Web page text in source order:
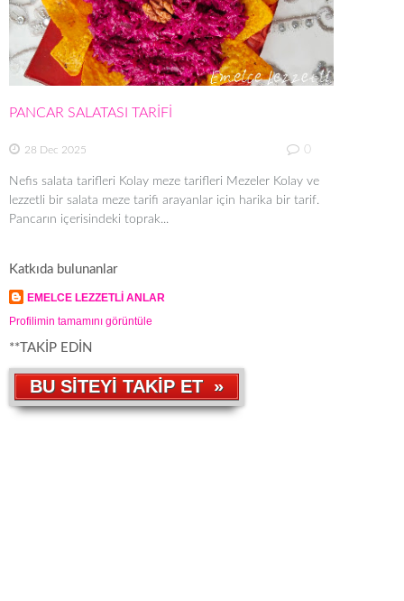
PANCAR SALATASI TARİFİ
28 Dec 2025 0
Nefis salata tarifleri Kolay meze tarifleri Mezeler Kolay ve
lezzetli bir salata meze tarifi arayanlar için harika bir tarif.
Pancarın içerisindeki toprak...
Katkıda bulunanlar
EMELCE LEZZETLİ ANLAR
Profilimin tamamını görüntüle
**TAKİP EDİN
BU SİTEYİ TAKİP ET »